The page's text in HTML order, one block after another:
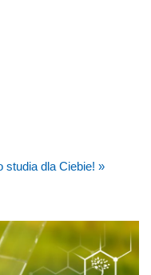
studia dla Ciebie! »